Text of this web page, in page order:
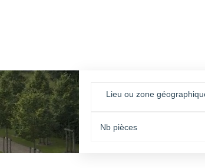
Lieu ou zone